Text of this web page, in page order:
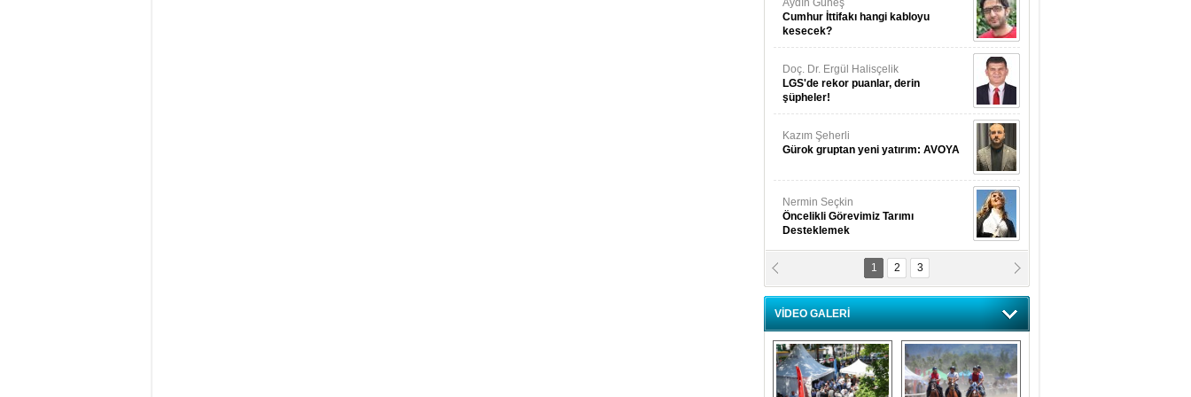
Aydın Güneş
Cumhur İttifakı hangi kabloyu
kesecek?
Doç. Dr. Ergül Halisçelik
LGS'de rekor puanlar, derin
şüpheler!
Kazım Şeherli
Gürok gruptan yeni yatırım: AVOYA
Nermin Seçkin
Öncelikli Görevimiz Tarımı
Desteklemek
Nilüfer Menekli Buzcular
Siz Hiç Kelebeklerin Sesini
Duydunuz Mu?
1 2 3
VİDEO GALERİ